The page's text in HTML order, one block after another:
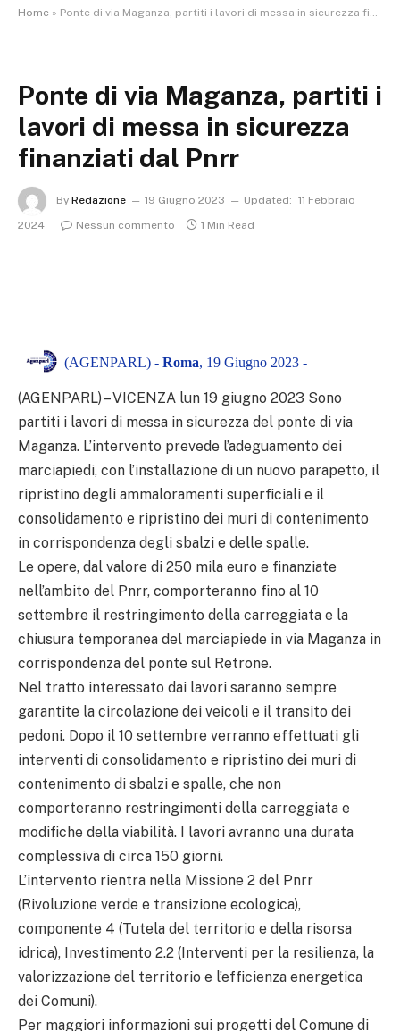
Home » Ponte di via Maganza, partiti i lavori di messa in sicurezza finanziati dal Pnrr
Ponte di via Maganza, partiti i
lavori di messa in sicurezza
finanziati dal Pnrr
By Redazione 19 Giugno 2023 Updated: 11 Febbraio
2024
Nessun commento 1 Min Read
(AGENPARL) - Roma, 19 Giugno 2023 -
(AGENPARL) – VICENZA lun 19 giugno 2023 Sono
partiti i lavori di messa in sicurezza del ponte di via
Maganza. L’intervento prevede l’adeguamento dei
marciapiedi, con l’installazione di un nuovo parapetto, il
ripristino degli ammaloramenti superficiali e il
consolidamento e ripristino dei muri di contenimento
in corrispondenza degli sbalzi e delle spalle.
Le opere, dal valore di 250 mila euro e finanziate
nell’ambito del Pnrr, comporteranno fino al 10
settembre il restringimento della carreggiata e la
chiusura temporanea del marciapiede in via Maganza in
corrispondenza del ponte sul Retrone.
Nel tratto interessato dai lavori saranno sempre
garantite la circolazione dei veicoli e il transito dei
pedoni. Dopo il 10 settembre verranno effettuati gli
interventi di consolidamento e ripristino dei muri di
contenimento di sbalzi e spalle, che non
comporteranno restringimenti della carreggiata e
modifiche della viabilità. I lavori avranno una durata
complessiva di circa 150 giorni.
L’intervento rientra nella Missione 2 del Pnrr
(Rivoluzione verde e transizione ecologica),
componente 4 (Tutela del territorio e della risorsa
idrica), Investimento 2.2 (Interventi per la resilienza, la
valorizzazione del territorio e l’efficienza energetica
dei Comuni).
Per maggiori informazioni sui progetti del Comune di